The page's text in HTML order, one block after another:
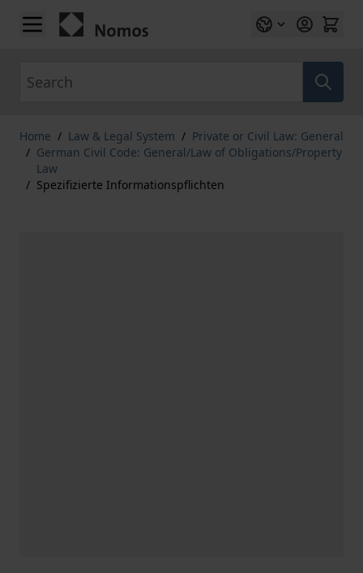
Skip to Content
Home / Law & Legal System / Private or Civil Law: General
/ German Civil Code: General/Law of Obligations/Property
Law
/ Spezifizierte Informationspflichten